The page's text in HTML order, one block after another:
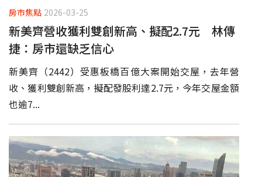
房市焦點 2026-03-25
新美齊營收獲利雙創新高、擬配2.7元 林傳
捷：房市還缺乏信心
新美齊（2442）受惠板橋百億大案開始交屋，去年營
收、獲利雙創新高，擬配發股利達2.7元，今年交屋金額
也逾7...